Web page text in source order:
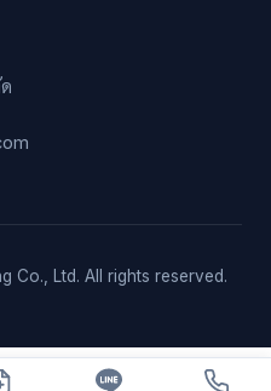
Co., Ltd. All rights reserved.